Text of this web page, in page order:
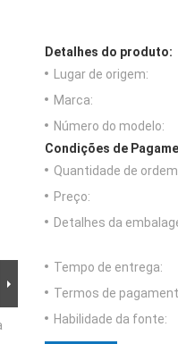
Detalhes do produto:
Lugar de origem:
Marca:
Número do modelo:
Condições de
Quantidade de
Preço:
Detalhes da
Tempo de entrega:
Termos de
Habilidade da fonte: